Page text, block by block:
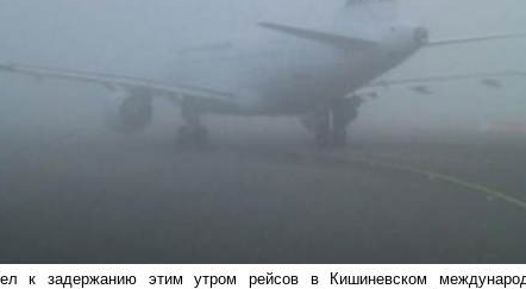
к задержанию этим утром рейсов в Кишиневском